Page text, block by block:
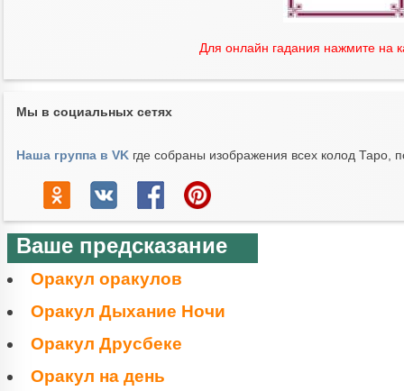
Для онлайн гадания нажмите на
Мы в социальных сетях
Наша группа в VKгде собраны изображения всех колод Таро,
Ваше предсказание
Оракул оракулов
Оракул Дыхание Ночи
Оракул Друсбеке
Оракул на день